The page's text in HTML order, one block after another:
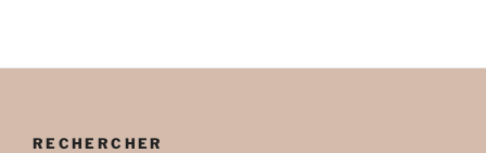
RECHERCHER